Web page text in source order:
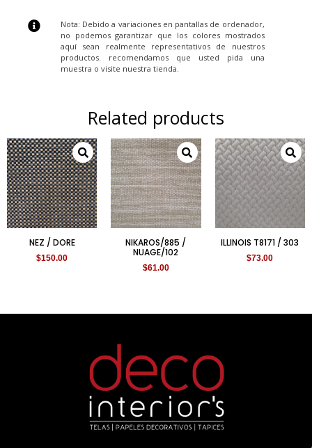
Nota: Debido a variaciones en pantallas de ordenador,
no podemos garantizar que los colores mostrados
aquí sean realmente representativos de nuestros
productos. recomendamos que usted pida una
muestra o visite nuestra tienda.
Related products
NEZ / DORE
$150.00
NIKAROS/885 /
NUAGE/102
$61.00
ILLINOIS T8171 / 303
$73.00